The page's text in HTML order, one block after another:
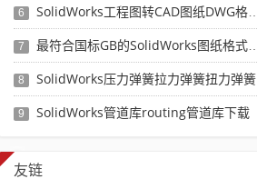
6 SolidWorks工程图转CAD图纸DWG格式映射文件无乱码可分层-溪风亲测推荐
7 最符合国标GB的SolidWorks图纸格式和图纸模板下载-溪风专用版
8 SolidWorks压力弹簧拉力弹簧扭力弹簧涡卷弹簧自动生成宏程序下载
9 SolidWorks管道库routing管道库下载
友链